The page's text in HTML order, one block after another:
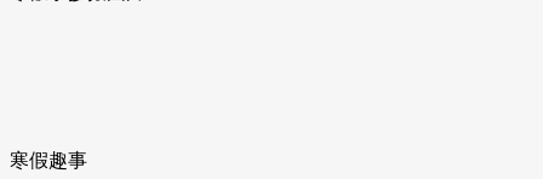
寒假趣事